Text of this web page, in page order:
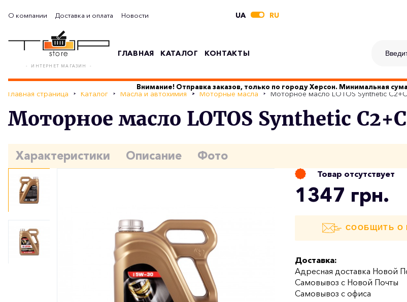
О компании Доставка и оплата Новости UA RU
- ИНТЕРНЕТ МАГАЗИН -
ГЛАВНАЯ КАТАЛОГ КОНТАКТЫ
Внимание! Отправка заказов, только по городу Херсон. Минимальная
Главная страница Каталог Масла и автохимия Моторные масла Моторное масло LOTOS Synthetic
Моторное масло LOTOS Synthetic
Характеристики Описание Фото
Товар отсутствует
1347 грн.
СООБЩИТЬ О
Доставка:
Адресная доставка Новой
Самовывоз с Новой Почты
Самовывоз с офиса